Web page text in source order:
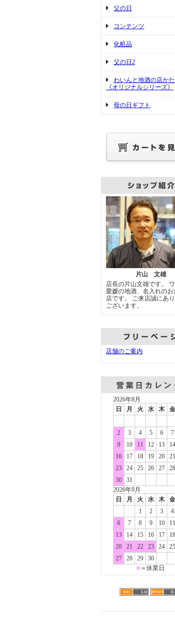
父の日
コンテンツ
化粧品
父の日2
わいんと地酒の店かた
《オリジナルシリーズ》
母の日ギフト
片山 文雄
店長の片山文雄です。
愛媛の地酒、名入れのお
店です。 ご来店誠にあ
ございます。
店舗のご案内
2026年8月
日
月 火 水 木 金
2
3 4 5 6 7
9
10 11 12 13 14
16
17 18 19 20 21
23
24 25 26 27 28
30
31
2026年9月
日
月 火 水 木 金
1
2 3 4
6
7 8 9 10 11
13
14 15 16 17 18
20
21 22 23 24 25
27
28 29
30
■ ＝休業日